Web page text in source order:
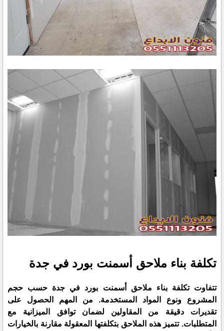
تكلفة بناء ملاحق أسمنت بورد في جدة
تتفاوت تكلفة بناء ملاحق أسمنت بورد في جدة حسب حجم
المشروع ونوع المواد المستخدمة. من المهم الحصول على
تقديرات دقيقة من المقاولين لضمان توافق الميزانية مع
المتطلبات. تتميز هذه الملاحق بتكلفتها المعقولة مقارنة بالخيارات